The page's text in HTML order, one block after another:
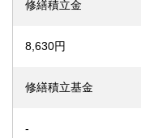
修繕積立金
8,630円
修繕積立基金
-